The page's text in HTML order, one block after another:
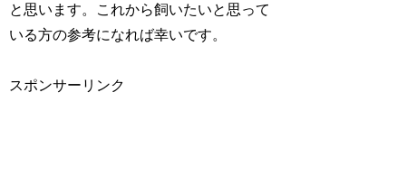
と思います。これから飼いたいと思って
いる方の参考になれば幸いです。
スポンサーリンク